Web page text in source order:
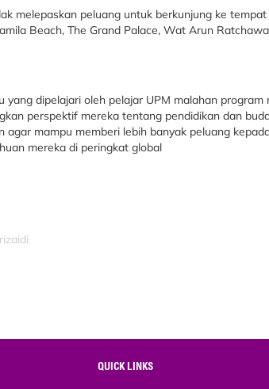
melepaskan peluang untuk berkunjung ke
Beach, The Grand Palace, Wat Arun
dipelajari oleh pelajar UPM malahan program
perspektif mereka tentang pendidikan dan
mampu memberi lebih banyak peluang
mereka di peringkat global
QUICK LINKS